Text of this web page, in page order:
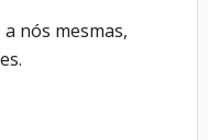
nós mesmas,